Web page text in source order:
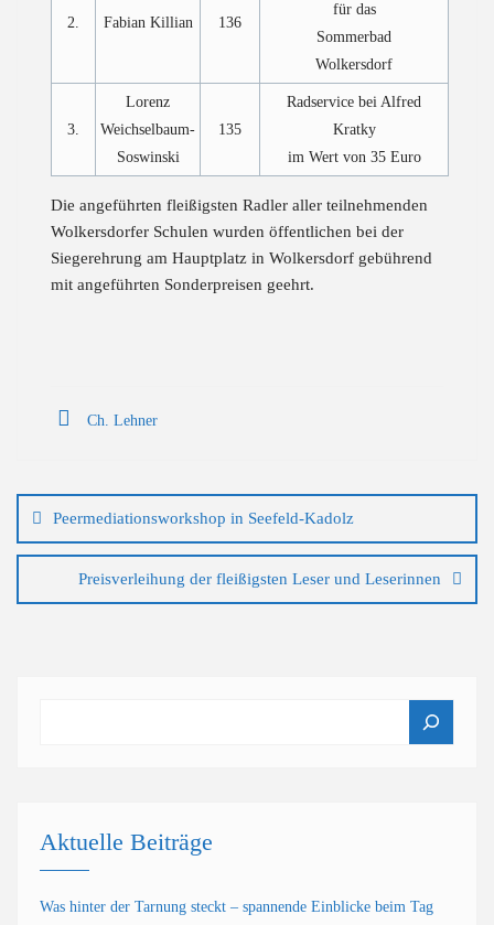
2. Fabian Killian 136
für das
Sommerbad
Wolkersdorf
3.
Lorenz
Weichselbaum-
Soswinski
135
Radservice bei Alfred
Kratky
im Wert von 35 Euro
Die angeführten fleißigsten Radler aller teilnehmenden
Wolkersdorfer Schulen wurden öffentlichen bei der
Siegerehrung am Hauptplatz in Wolkersdorf gebührend
mit angeführten Sonderpreisen geehrt.
Ch. Lehner
Peermediationsworkshop in Seefeld-Kadolz
Preisverleihung der fleißigsten Leser und Leserinnen
Aktuelle Beiträge
Was hinter der Tarnung steckt – spannende Einblicke beim Tag